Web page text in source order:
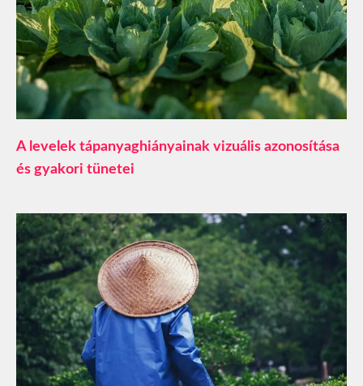
A levelek tápanyaghiányainak vizuális azonosítása
és gyakori tünetei